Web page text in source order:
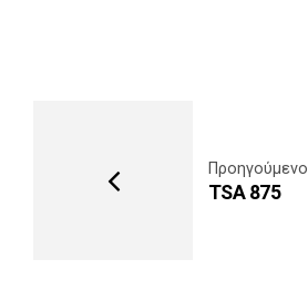
Προηγούμενο
TSA 875